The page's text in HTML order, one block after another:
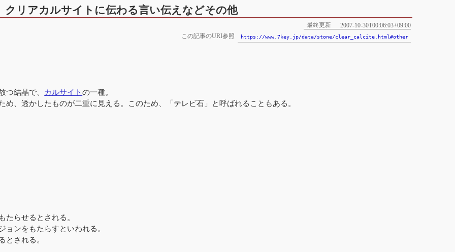
クリアカルサイトに伝わる言い伝えなどその他
最終更新
2007-10-30T00:06:03+09:00
この記事のURI参照
https://www.7key.jp/data/stone/clear_calcite.html#other
つ結晶で、 カルサイトの一種。
め、透かしたものが二重に見える。このため、「テレビ石」と呼ばれることもある。
たらせるとされる。
ョンをもたらすといわれる。
とされる。